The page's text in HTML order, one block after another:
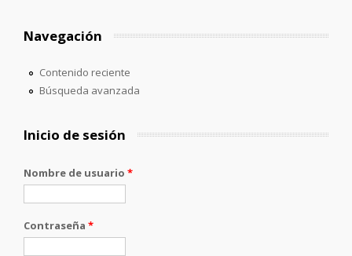
Navegación
Contenido reciente
Búsqueda avanzada
Inicio de sesión
Nombre de usuario *
Contraseña *